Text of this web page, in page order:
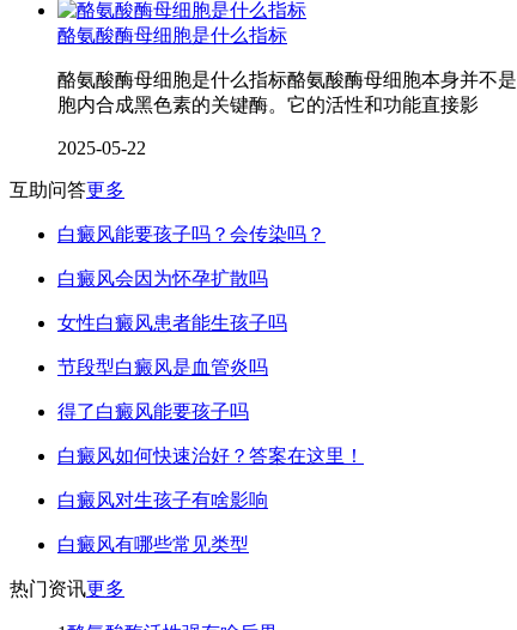
酪氨酸酶母细胞是什么指标
酪氨酸酶母细胞是什么指标酪氨酸酶母细胞本身并不
胞内合成黑色素的关键酶。它的活性和功能直接影
2025-05-22
互助问答更多
白癜风能要孩子吗？会传染吗？
白癜风会因为怀孕扩散吗
女性白癜风患者能生孩子吗
节段型白癜风是血管炎吗
得了白癜风能要孩子吗
白癜风如何快速治好？答案在这里！
白癜风对生孩子有啥影响
白癜风有哪些常见类型
热门资讯更多